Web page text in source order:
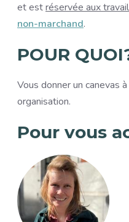
et estréservée aux
non-marchand.
POUR
Vous donner un canevas
organisation.
Pour vous
Accompagnants
Image